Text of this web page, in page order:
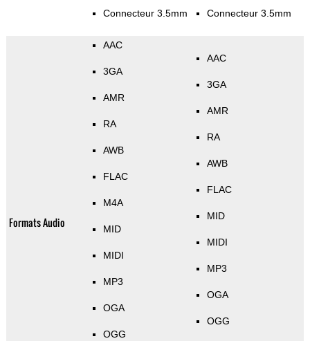
Connecteur 3.5mm Connecteur 3.5mm
Formats Audio
AAC
3GA
AMR
RA
AWB
FLAC
M4A
MID
MIDI
MP3
OGA
OGG
AAC
3GA
AMR
RA
AWB
FLAC
MID
MIDI
MP3
OGA
OGG